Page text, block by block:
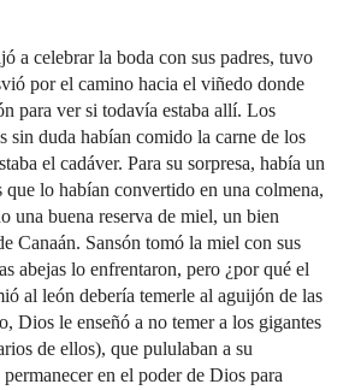
a celebrar la boda con sus padres, tuvo
por el camino hacia el viñedo donde
para ver si todavía estaba allí. Los
sin duda habían comido la carne de los
el cadáver. Para su sorpresa, había un
que lo habían convertido en una colmena,
una buena reserva de miel, un bien
Canaán. Sansón tomó la miel con sus
abejas lo enfrentaron, pero ¿por qué el
al león debería temerle al aguijón de las
Dios le enseñó a no temer a los gigantes
de ellos), que pululaban a su
en el poder de Dios para